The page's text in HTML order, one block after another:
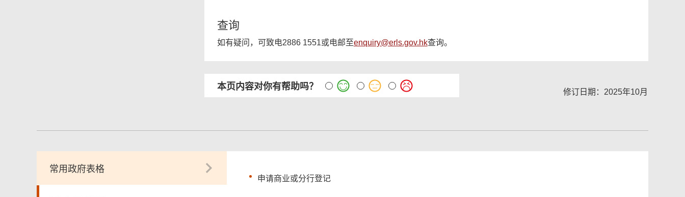
查询
如有疑问，可致电2886 1551或电邮至enquiry@erls.gov.hk查询。
本页内容对你有帮助吗？
修订日期：2025年10月
常用政府表格
申请商业或分行登记